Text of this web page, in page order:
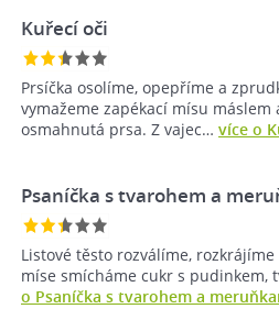
Kuřecí oči
Prsíčka osolíme, opepříme a
vymažeme zapékací mísu máslem
osmahnutá prsa. Z vajec… více o
Psaníčka s tvarohem a
Listové těsto rozválíme,
míse smícháme cukr s pudinkem,
o Psaníčka s tvarohem a